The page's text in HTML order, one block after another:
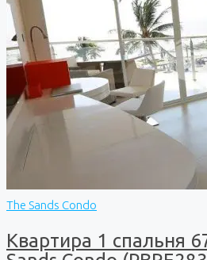
The Sands Condo
Квартира 1 спальня